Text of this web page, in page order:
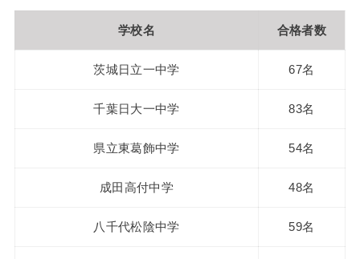
学校名 合格者数
茨城日立一中学 67名
千葉日大一中学 83名
県立東葛飾中学 54名
成田高付中学 48名
八千代松陰中学 59名